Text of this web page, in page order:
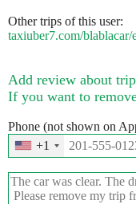
Other trips of this user:
taxiuber7.com/blablacar/
Add review about
If you want to
Phone (not shown on
+1